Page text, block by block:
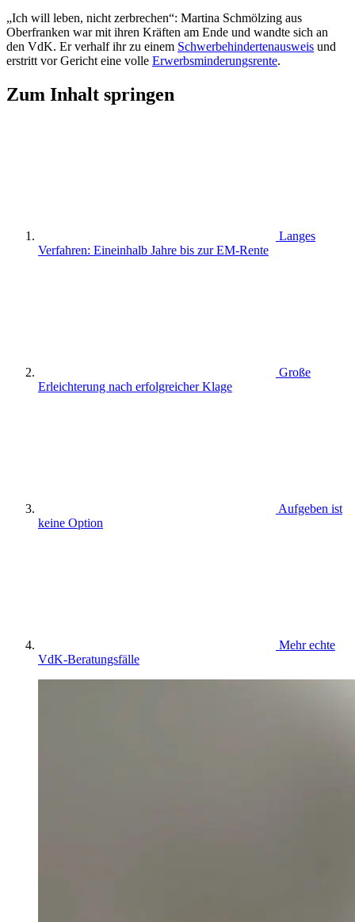
„Ich will leben, nicht zerbrechen“: Martina Schmölzing aus
Oberfranken war mit ihren Kräften am Ende und wandte sich an
den VdK. Er verhalf ihr zu einem Schwerbehindertenausweis und
erstritt vor Gericht eine volle Erwerbsminderungsrente.
Zum Inhalt springen
Langes
Verfahren: Eineinhalb Jahre bis zur EM-Rente
Große
Erleichterung nach erfolgreicher Klage
Aufgeben ist
keine Option
Mehr echte
VdK-Beratungsfälle